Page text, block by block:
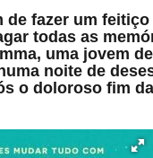
de fazer um
todas as
uma jovem
noite de
o doloroso fim